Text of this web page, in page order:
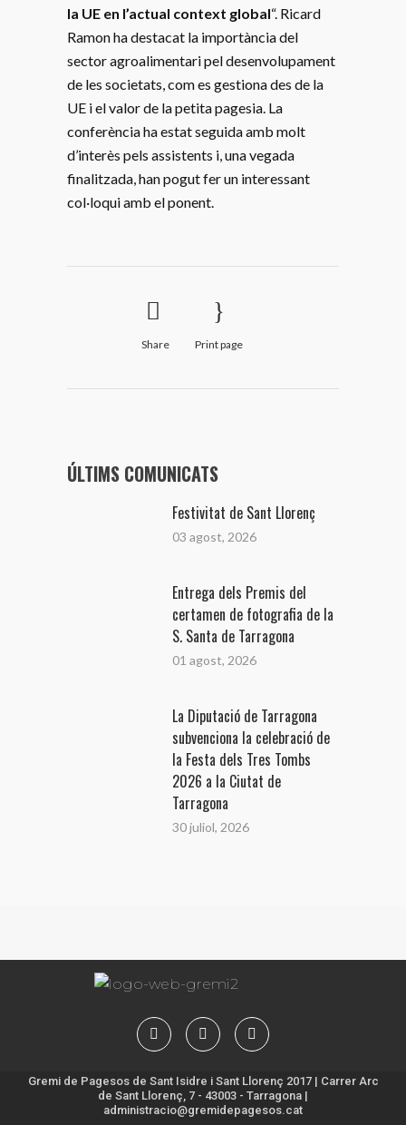
la UE en l’actual context global“. Ricard
Ramon ha destacat la importància del
sector agroalimentari pel desenvolupament
de les societats, com es gestiona des de la
UE i el valor de la petita pagesia. La
conferència ha estat seguida amb molt
d’interès pels assistents i, una vegada
finalitzada, han pogut fer un interessant
col·loqui amb el ponent.
Share Print page
ÚLTIMS COMUNICATS
Festivitat de Sant Llorenç
03 agost, 2026
Entrega dels Premis del
certamen de fotografia de la
S. Santa de Tarragona
01 agost, 2026
La Diputació de Tarragona
subvenciona la celebració de
la Festa dels Tres Tombs
2026 a la Ciutat de
Tarragona
30 juliol, 2026
Gremi de Pagesos de Sant Isidre i Sant Llorenç 2017 | Carrer Arc
de Sant Llorenç, 7 - 43003 - Tarragona |
administracio@gremidepagesos.cat